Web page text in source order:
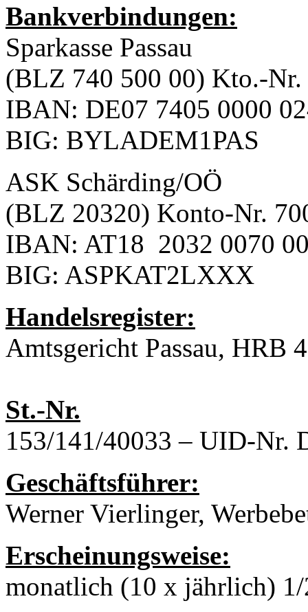
Bankverbindungen:
Sparkasse Passau
(BLZ 740 500 00) Kto.-Nr.
IBAN: DE07 7405 0000
BIG: BYLADEM1PAS
ASK Schärding/OÖ
(BLZ 20320) Konto-Nr.
IBAN: AT18 2032 0070
BIG: ASPKAT2LXXX
Handelsregister:
Amtsgericht Passau, HRB
St.-Nr.
153/141/40033 – UID-Nr.
Geschäftsführer:
Werner Vierlinger,
Erscheinungsweise:
monatlich (10 x jährlich)